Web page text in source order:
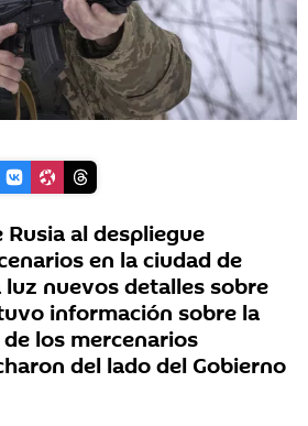
al despliegue
en la ciudad de
luz nuevos detalles sobre
información sobre la
los mercenarios
del lado del Gobierno